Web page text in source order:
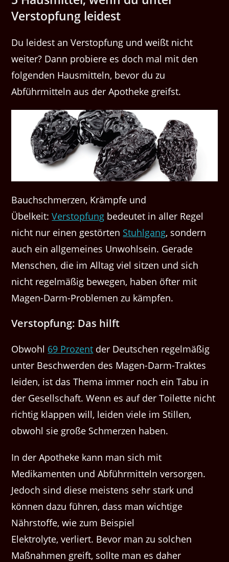
Verstopfung leidest
Du leidest an Verstopfung und weißt nicht
weiter? Dann probiere es doch mal mit den
folgenden Hausmitteln, bevor du zu
Abführmitteln aus der Apotheke greifst.
Bauchschmerzen, Krämpfe und
Übelkeit:Verstopfung bedeutet in aller Regel
nicht nur einen gestörten Stuhlgang, sondern
auch ein allgemeines Unwohlsein. Gerade
Menschen, die im Alltag viel sitzen und sich
nicht regelmäßig bewegen, haben öfter mit
Magen-Darm-Problemen zu kämpfen.
Verstopfung: Das hilft
Obwohl 69 Prozent der Deutschen regelmäßig
unter Beschwerden des Magen-Darm-Traktes
leiden, ist das Thema immer noch ein Tabu in
der Gesellschaft. Wenn es auf der Toilette nicht
richtig klappen will, leiden viele im Stillen,
obwohl sie große Schmerzen haben.
In der Apotheke kann man sich mit
Medikamenten und Abführmitteln versorgen.
Jedoch sind diese meistens sehr stark und
können dazu führen, dass man wichtige
Nährstoffe, wie zum Beispiel
Elektrolyte, verliert. Bevor man zu solchen
Maßnahmen greift, sollte man es daher